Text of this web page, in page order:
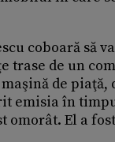
coboară să
trase de un
de piaţă,
emisia în
omorât. El a